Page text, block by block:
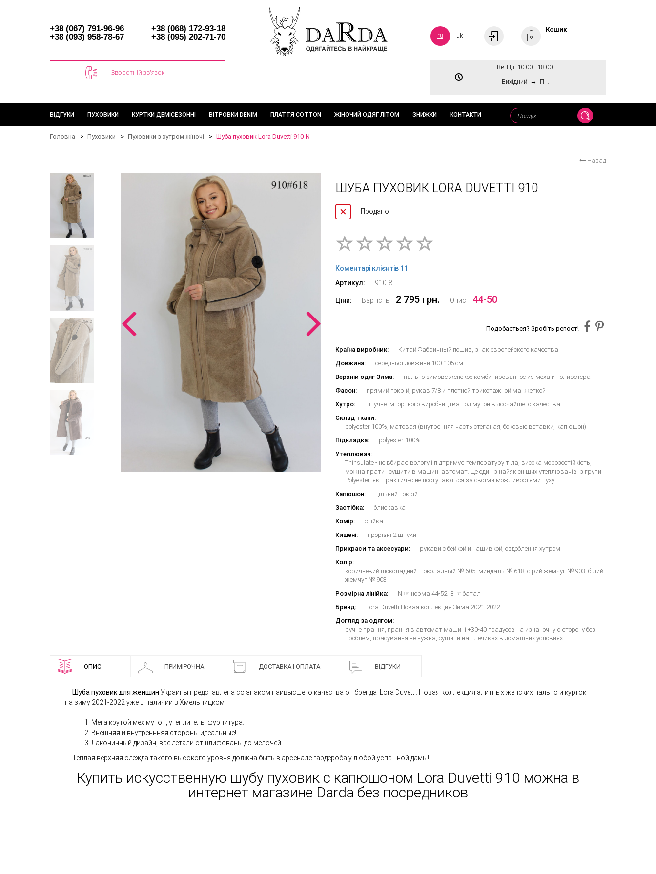
+38 (067) 791-96-96
+38 (068) 172-93-18
+38 (093) 958-78-67
+38 (095) 202-71-70
Зворотній зв'язок
ru uk
Кошик
Вв-Нд: 10:00 - 18:00;
Вихідний → Пн.
ВІДГУКИ ПУХОВИКИ КУРТКИ ДЕМІСЕЗОННІ ВІТРОВКИ DENIM ПЛАТТЯ COTTON ЖІНОЧИЙ ОДЯГ ЛІТОМ ЗНИЖКИ КОНТАКТИ
Головна Пуховики Пуховики з хутром жіночі Шуба пуховик Lora Duvetti 910-N
Назад
ШУБА ПУХОВИК LORA DUVETTI 910
Продано
Коментарі клієнтів 11
Артикул:
910-8
Ціни: Вартість 2 795 грн. Опис 44-50
Подобається? Зробіть репост!
Країна виробник:
Китай Фабричный пошив, знак европейского качества!
Довжина:
середньої довжини 100-105 см
Верхній одяг Зима:
пальто зимове женское комбинированное из меха и полиэстера
Фасон:
прямий покрій, рукав 7/8 и плотной трикотажной манжеткой
Хутро:
штучне імпортного виробництва под мутон высочайшего качества!
Склад ткани:
polyester 100%, матовая (внутренняя часть стеганая, боковые вставки, капюшон)
Підкладка:
polyester 100%
Утеплювач:
Thinsulate - не вбирає вологу і підтримує температуру тіла, висока морозостійкість,
можна прати і сушити в машині автомат. Це один з найякісніших утеплювачів із групи
Polyester, які практично не поступаються за своїми можливостями пуху
Капюшон:
цільний покрій
Застібка:
блискавка
Комір:
стійка
Кишені:
прорізні 2 штуки
Прикраси та аксесуари:
рукави с бейкой и нашивкой, оздоблення хутром
Колір:
коричневий шоколадний шоколадный № 605, миндаль № 618, сірий жемчуг № 903, білий
жемчуг № 903
Розмірна лінійка:
N ☞ норма 44-52, B ☞ батал
Бренд:
Lora Duvetti Новая коллекция Зима 2021-2022
Догляд за одягом:
ручне прання, прання в автомат машині +30-40 градусов на изнаночную сторону без
проблем, прасування не нужна, сушити на плечиках в домашних условиях
ОПИС ПРИМІРОЧНА ДОСТАВКА І ОПЛАТА ВІДГУКИ
Шуба пуховик для женщин Украины представлена со знаком наивысшего качества от бренда Lora Duvetti. Новая коллекция элитных женских пальто и курток
на зиму 2021-2022 уже в наличии в Хмельницком.
Мега крутой мех мутон, утеплитель, фурнитура...
Внешняя и внутреннняя стороны идеальные!
Лаконичный дизайн, все детали отшлифованы до мелочей.
Тёплая верхняя одежда такого высокого уровня должна быть в арсенале гардероба у любой успешной дамы!
Купить искусственную шубу пуховик с капюшоном Lora Duvetti 910 можна в
интернет магазине Darda без посредников